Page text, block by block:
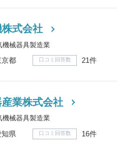
式会社
機械器具製造業
京都 口コミ回答数 21件
業株式会社
機械器具製造業
県 口コミ回答数 16件